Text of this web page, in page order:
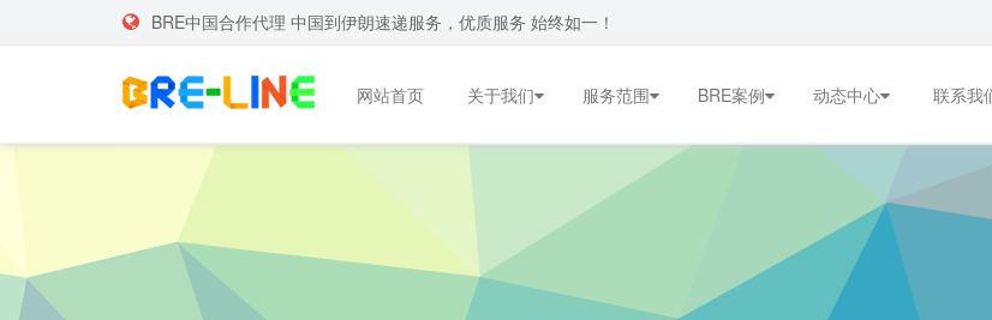
BRE中国合作代理 中国到伊朗速递服务，优质服务 始终如一！
网站首页 关于我们 服务范围 BRE案例 动态中心 联系我